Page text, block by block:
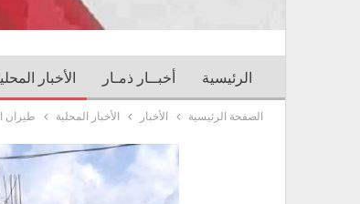
الرئيسية أخبــار ذمـار الأخبار
الصفحة الرئيسية الأخبار الأخبار المحلية طيران